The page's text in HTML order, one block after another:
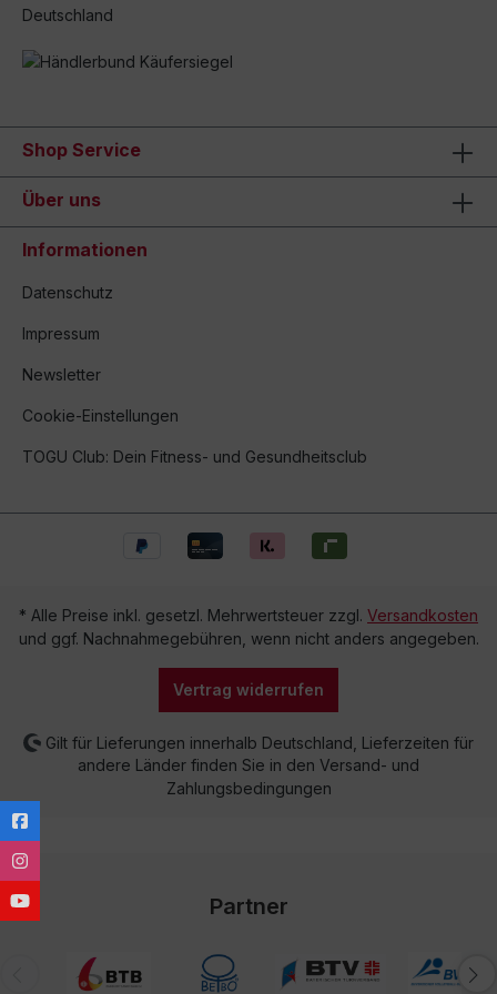
Deutschland
Shop Service
Über uns
Informationen
Datenschutz
Impressum
Newsletter
Cookie-Einstellungen
TOGU Club: Dein Fitness- und Gesundheitsclub
* Alle Preise inkl. gesetzl. Mehrwertsteuer zzgl. Versandkosten
und ggf. Nachnahmegebühren, wenn nicht anders angegeben.
Vertrag widerrufen
Gilt für Lieferungen innerhalb Deutschland, Lieferzeiten für
andere Länder finden Sie in den Versand- und
Zahlungsbedingungen
Partner